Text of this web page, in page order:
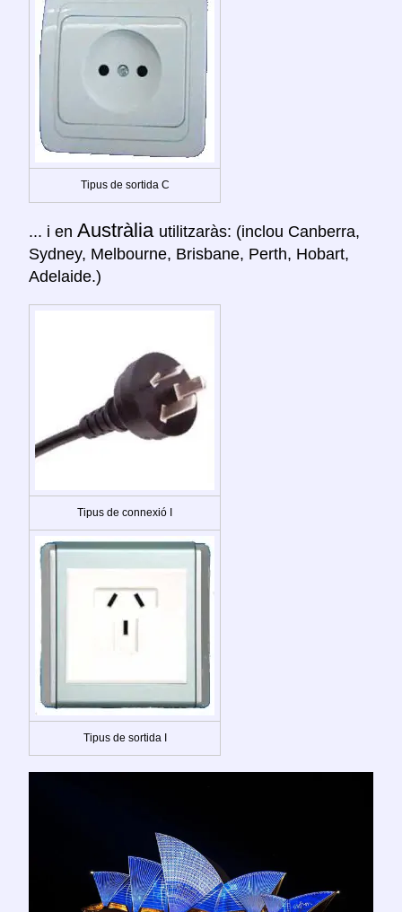
Tipus de sortida C
... i en Austràlia utilitzaràs: (inclou Canberra,
Sydney, Melbourne, Brisbane, Perth, Hobart,
Adelaide.)
Tipus de connexió I
Tipus de sortida I